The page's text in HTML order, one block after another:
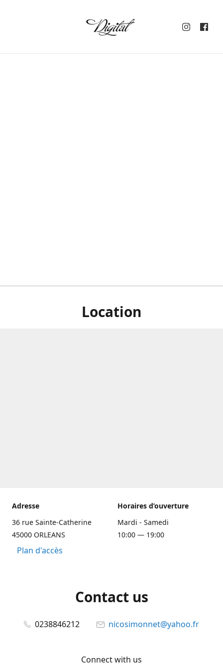
Location
Adresse
36 rue Sainte-Catherine
45000 ORLEANS
Plan d'accès
Horaires d’ouverture
Mardi - Samedi
10:00 — 19:00
Contact us
0238846212 nicosimonnet@yahoo.fr
Connect with us